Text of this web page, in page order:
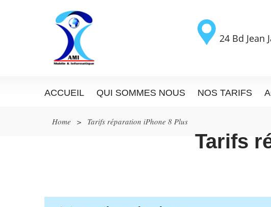
24 Bd Jean
ACCUEIL QUI SOMMES NOUS NOS TARIFS
Home > Tarifs réparation iPhone 8 Plus
Tarifs